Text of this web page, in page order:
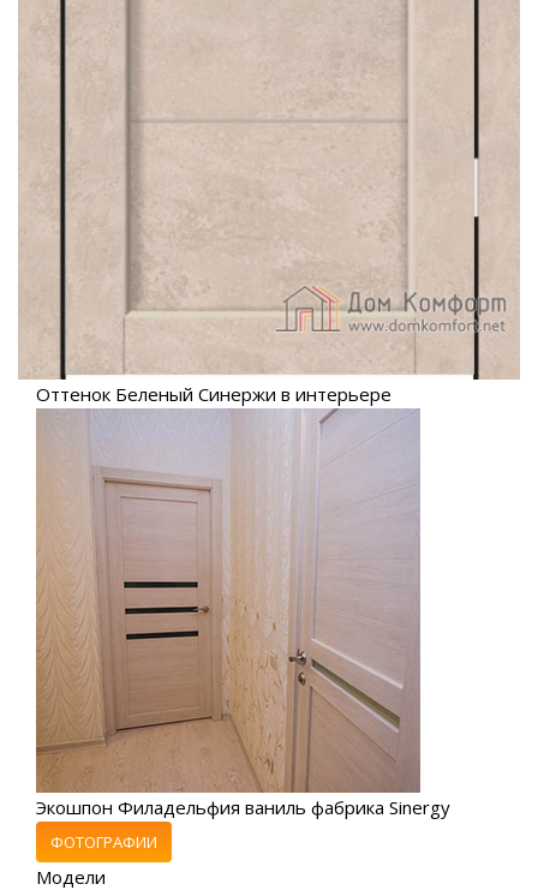
Оттенок Беленый Синержи в интерьере
Экошпон Филадельфия ваниль фабрика Sinergy
ФОТОГРАФИИ
Модели